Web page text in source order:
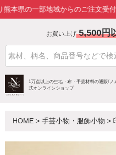
部地域からのご注文受付を一時
お買い上げ 5,500円
1万点以上の生地・布・手芸材料の通販/ ノ
式オンラインショップ
HOME > 手芸小物・服飾小物 >